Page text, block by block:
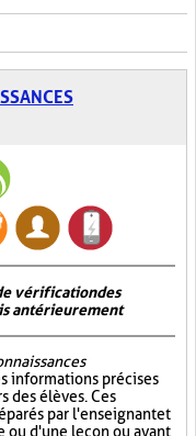
vérification des
antérieurement
informations précises
des élèves. Ces
par l'enseignant et
ou d'une leçon ou avant